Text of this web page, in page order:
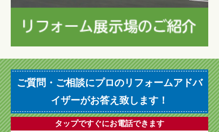
ご質問・ご相談にプロのリフォームアドバ
イザーがお答え致します！
タップですぐにお電話できます